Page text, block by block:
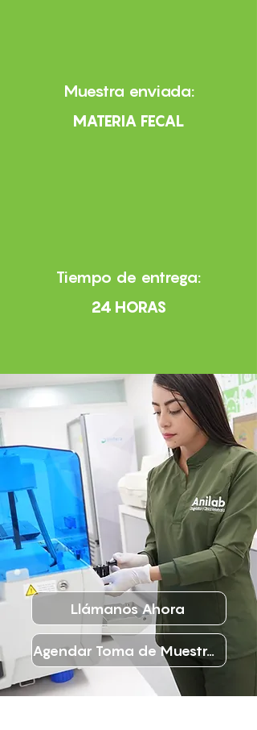
Muestra enviada:
MATERIA FECAL
Tiempo de entrega:
24 HORAS
Llámanos Ahora
Agendar Toma de Muestras